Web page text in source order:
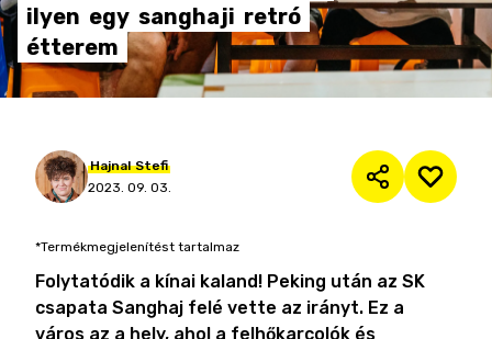
ilyen egy sanghaji retró
étterem
Hajnal Stefi
2023. 09. 03.
*Termékmegjelenítést tartalmaz
Folytatódik a kínai kaland! Peking után az SK
csapata Sanghaj felé vette az irányt. Ez a
város az a hely, ahol a felhőkarcolók és